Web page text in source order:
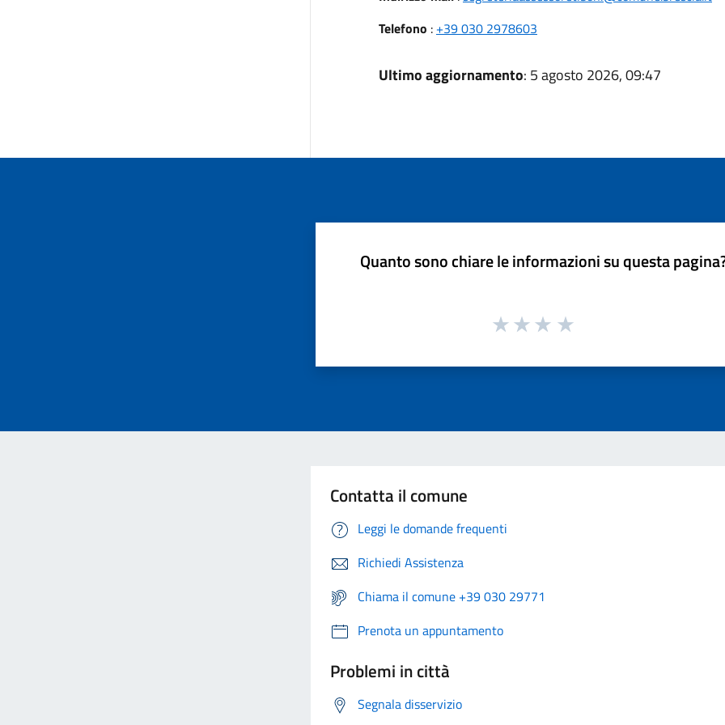
Telefono : +39 030 2978603
Ultimo aggiornamento: 5 agosto 2026, 09:47
Quanto sono chiare le informazioni su questa
Contatta il comune
Leggi le domande frequenti
Richiedi Assistenza
Chiama il comune +39 030 29771
Prenota un appuntamento
Problemi in città
Segnala disservizio